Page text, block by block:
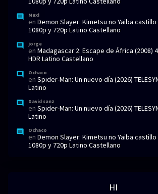
Maxi
en Demon Slayer: Kimetsu no Yaiba castillo
1080p y 720p Latino Castellano
jorge
en Madagascar 2: Escape de África (2008)
HDR Latino Castellano
Ochaco
en Spider-Man: Un nuevo día (2026)
Latino
David sanz
en Spider-Man: Un nuevo día (2026)
Latino
Ochaco
en Demon Slayer: Kimetsu no Yaiba castillo
1080p y 720p Latino Castellano
HI